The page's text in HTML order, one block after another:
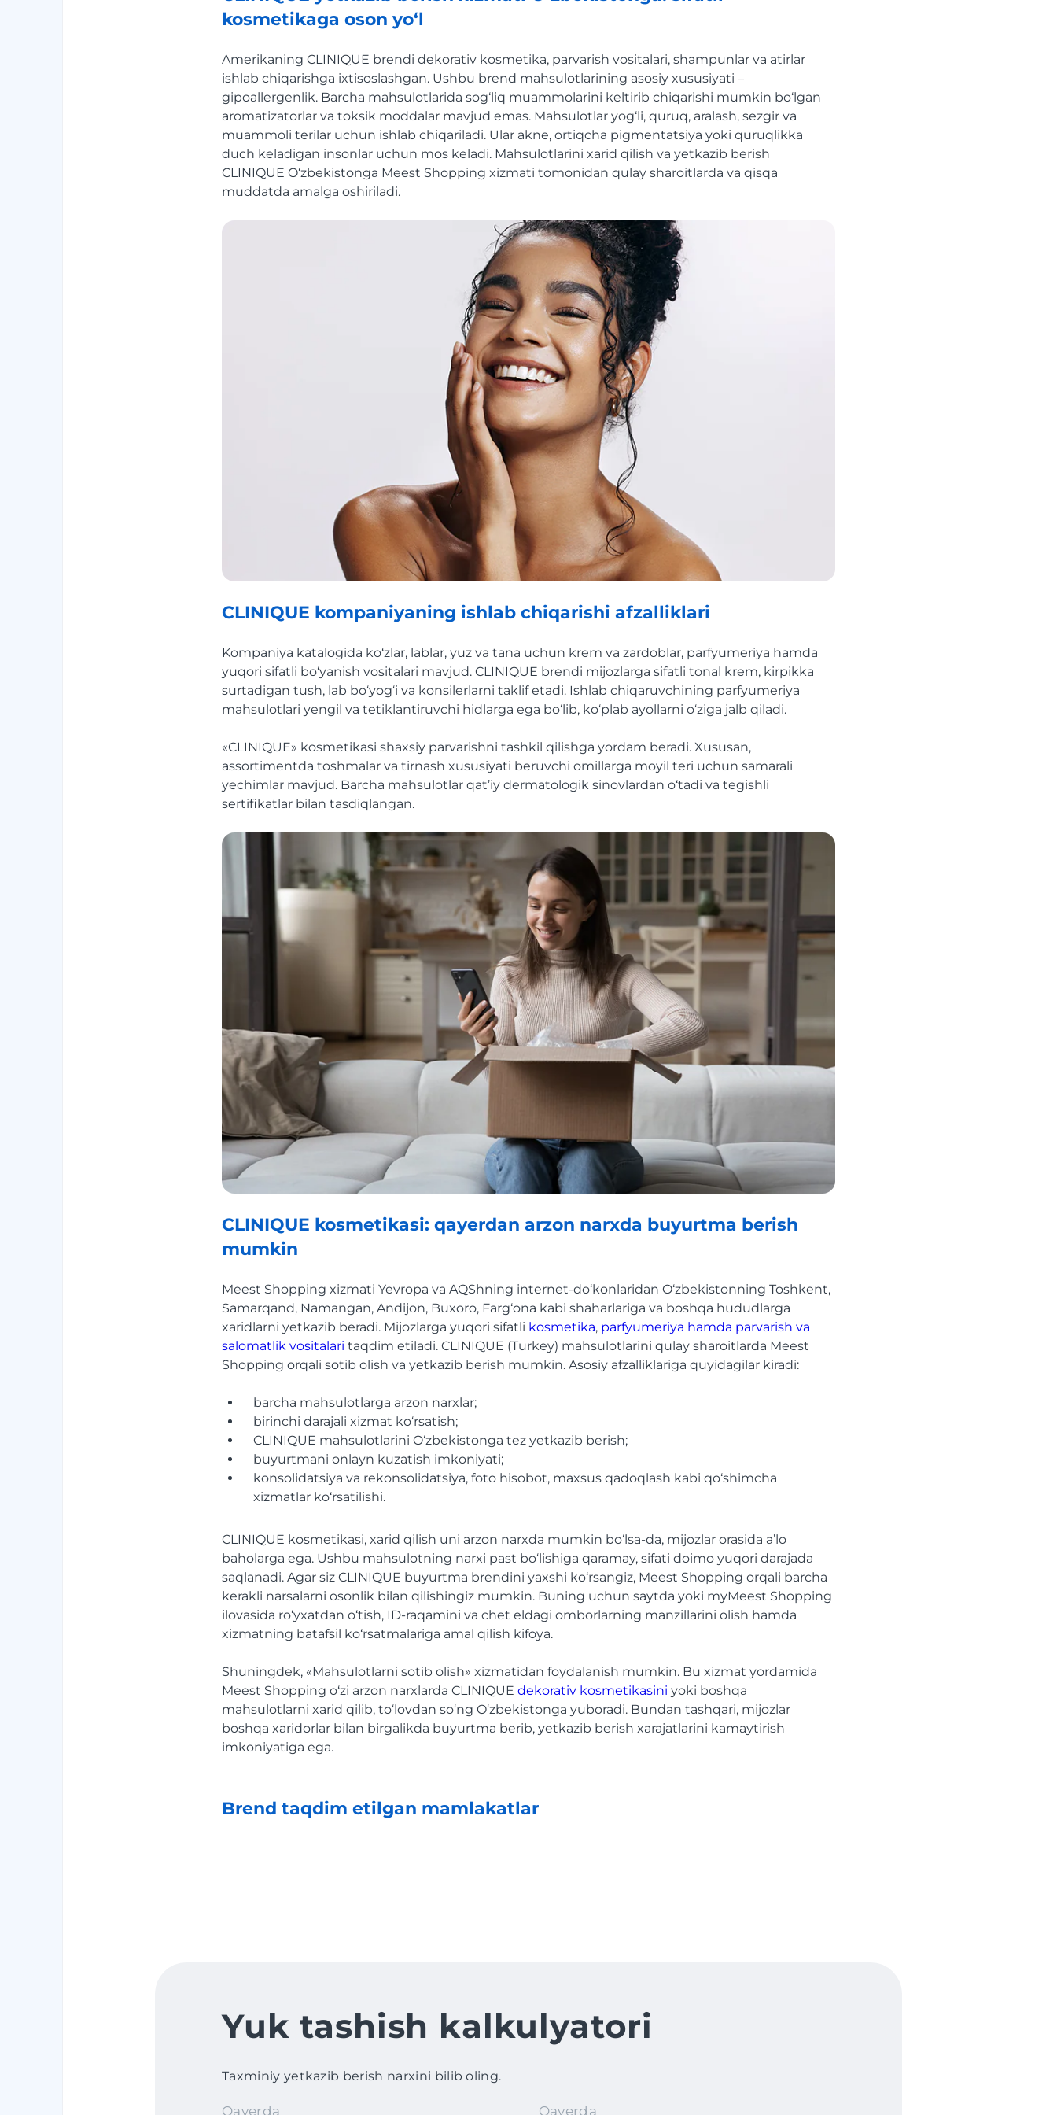
kosmetikaga oson yo‘l
Amerikaning CLINIQUE brendi dekorativ kosmetika, parvarish vositalari, shampunlar va atirlar
ishlab chiqarishga ixtisoslashgan. Ushbu brend mahsulotlarining asosiy xususiyati –
gipoallergenlik. Barcha mahsulotlarida sog‘liq muammolarini keltirib chiqarishi mumkin bo‘lgan
aromatizatorlar va toksik moddalar mavjud emas. Mahsulotlar yog‘li, quruq, aralash, sezgir va
muammoli terilar uchun ishlab chiqariladi. Ular akne, ortiqcha pigmentatsiya yoki quruqlikka
duch keladigan insonlar uchun mos keladi. Mahsulotlarini xarid qilish va yetkazib berish
CLINIQUE O‘zbekistonga Meest Shopping xizmati tomonidan qulay sharoitlarda va qisqa
muddatda amalga oshiriladi.
CLINIQUE kompaniyaning ishlab chiqarishi afzalliklari
Kompaniya katalogida ko‘zlar, lablar, yuz va tana uchun krem va zardoblar, parfyumeriya hamda
yuqori sifatli bo‘yanish vositalari mavjud. CLINIQUE brendi mijozlarga sifatli tonal krem, kirpikka
surtadigan tush, lab bo‘yog‘i va konsilerlarni taklif etadi. Ishlab chiqaruvchining parfyumeriya
mahsulotlari yengil va tetiklantiruvchi hidlarga ega bo‘lib, ko‘plab ayollarni o‘ziga jalb qiladi.
«CLINIQUE» kosmetikasi shaxsiy parvarishni tashkil qilishga yordam beradi. Xususan,
assortimentda toshmalar va tirnash xususiyati beruvchi omillarga moyil teri uchun samarali
yechimlar mavjud. Barcha mahsulotlar qat’iy dermatologik sinovlardan o‘tadi va tegishli
sertifikatlar bilan tasdiqlangan.
CLINIQUE kosmetikasi: qayerdan arzon narxda buyurtma berish
mumkin
Meest Shopping xizmati Yevropa va AQShning internet-do‘konlaridan O‘zbekistonning Toshkent,
Samarqand, Namangan, Andijon, Buxoro, Farg‘ona kabi shaharlariga va boshqa hududlarga
xaridlarni yetkazib beradi. Mijozlarga yuqori sifatli kosmetika, parfyumeriya hamda parvarish va
salomatlik vositalari taqdim etiladi. CLINIQUE (Turkey) mahsulotlarini qulay sharoitlarda Meest
Shopping orqali sotib olish va yetkazib berish mumkin. Asosiy afzalliklariga quyidagilar kiradi:
barcha mahsulotlarga arzon narxlar;
birinchi darajali xizmat ko‘rsatish;
CLINIQUE mahsulotlarini O‘zbekistonga tez yetkazib berish;
buyurtmani onlayn kuzatish imkoniyati;
konsolidatsiya va rekonsolidatsiya, foto hisobot, maxsus qadoqlash kabi qo‘shimcha
xizmatlar ko‘rsatilishi.
CLINIQUE kosmetikasi, xarid qilish uni arzon narxda mumkin bo‘lsa-da, mijozlar orasida a’lo
baholarga ega. Ushbu mahsulotning narxi past bo‘lishiga qaramay, sifati doimo yuqori darajada
saqlanadi. Agar siz CLINIQUE buyurtma brendini yaxshi ko‘rsangiz, Meest Shopping orqali barcha
kerakli narsalarni osonlik bilan qilishingiz mumkin. Buning uchun saytda yoki myMeest Shopping
ilovasida ro‘yxatdan o‘tish, ID-raqamini va chet eldagi omborlarning manzillarini olish hamda
xizmatning batafsil ko‘rsatmalariga amal qilish kifoya.
Shuningdek, «Mahsulotlarni sotib olish» xizmatidan foydalanish mumkin. Bu xizmat yordamida
Meest Shopping o‘zi arzon narxlarda CLINIQUE dekorativ kosmetikasini yoki boshqa
mahsulotlarni xarid qilib, to‘lovdan so‘ng O‘zbekistonga yuboradi. Bundan tashqari, mijozlar
boshqa xaridorlar bilan birgalikda buyurtma berib, yetkazib berish xarajatlarini kamaytirish
imkoniyatiga ega.
Brend taqdim etilgan mamlakatlar
Yuk tashish kalkulyatori
Taxminiy yetkazib berish narxini bilib oling.
Qayerda Qayerda